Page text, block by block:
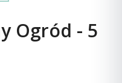
Ogród - 5